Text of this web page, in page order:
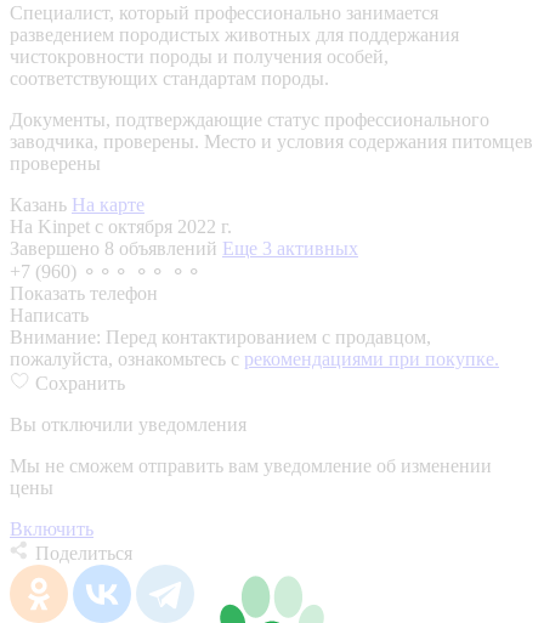
Специалист, который профессионально занимается
разведением породистых животных для поддержания
чистокровности породы и получения особей,
соответствующих стандартам породы.
Документы, подтверждающие статус профессионального
заводчика, проверены. Место и условия содержания питомцев
проверены
Казань На карте
На Kinpet c октября 2022 г.
Завершено 8 объявлений Еще 3 активных
+7 (960) ⚬⚬⚬ ⚬⚬ ⚬⚬
Показать телефон
Написать
Внимание: Перед контактированием с продавцом,
пожалуйста, ознакомьтесь с рекомендациями при покупке.
Сохранить
Вы отключили уведомления
Мы не сможем отправить вам уведомление об изменении
цены
Включить
Поделиться